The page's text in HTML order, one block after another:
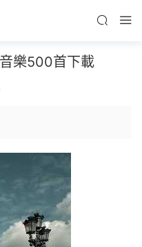
樂500首下載